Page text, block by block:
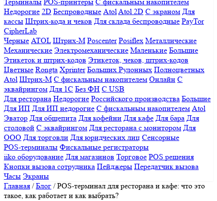
Терминалы POS-принтеры С фискальным накопителем
Недорогие 2D Беспроводные AtolAtol 2D С экраном Для
кассы Штрих-кода и чеков Для склада беспроводные PayTor
CipherLab
Черные ATOL Штрих-М Poscenter Posiflex Металлические
Механические Электромеханические Маленькие Большие
Этикеток и штрих-кодов Этикеток, чеков, штрих-кодов
Цветные Rongta Xprinter Больших Рулонных Полноцветных
Atol Штрих-М С фискальным накопителем Онлайн С
эквайрингом Для 1С Без ФН С USB
Для ресторана Недорогие Российского производства Большие
Для ИП Для ИП недорогие С фискальным накопителем Atol
Эватор Для общепита Для кофейни Для кафе Для бара Для
столовой С эквайрингом Для ресторана с монитором Для
ООО Для торговли Для юридческих лиц Сенсорные
POS-терминалы Фискальные регистраторы
iiko оборудование Для магазинов Торговое POS решения
Кнопки вызова сотрудника Пейджеры Передатчик вызова
Часы Экраны
Главная /Блог /POS-терминал для ресторана и кафе: что это
такое, как работает и как выбрать?